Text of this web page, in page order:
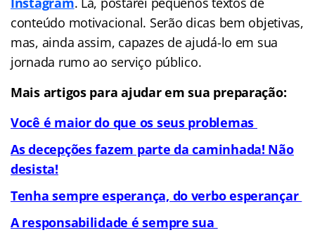
conteúdo motivacional. Serão dicas bem objetivas,
mas, ainda assim, capazes de ajudá-lo em sua
jornada rumo ao serviço público.
Mais artigos para ajudar em sua preparação:
Você é maior do que os seus problemas
As decepções fazem parte da caminhada! Não
desista!
Tenha sempre esperança, do verbo esperançar
A responsabilidade é sempre sua